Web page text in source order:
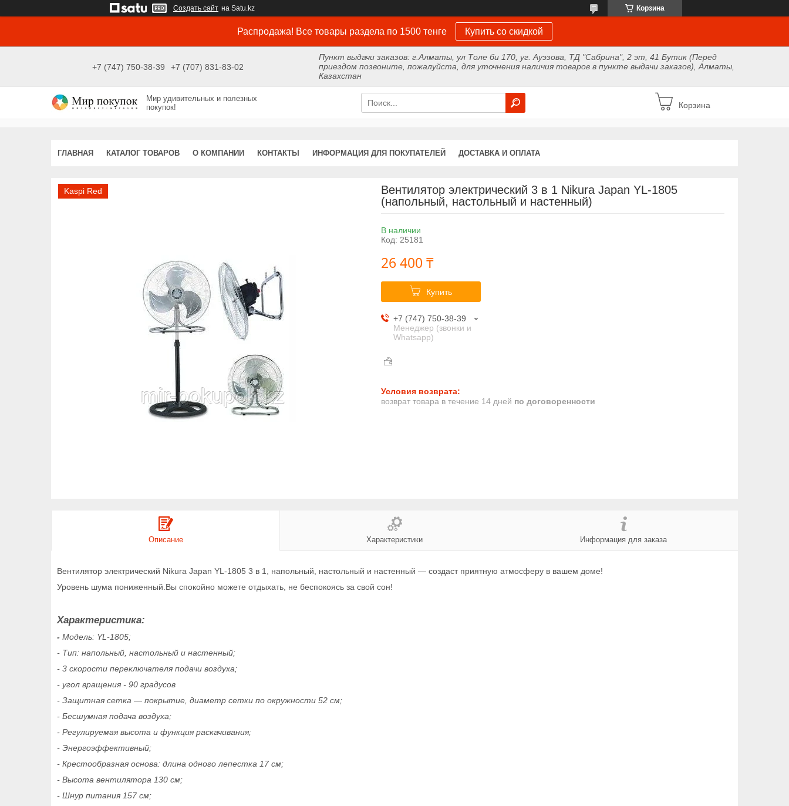
Создать сайт на Satu.kz Корзина
Распродажа! Все товары раздела по 1500 тенге Купить со скидкой
+7 (747) 750-38-39 +7 (707) 831-83-02
Пункт выдачи заказов: г.Алматы, ул Толе би 170, уг. Ауэзова, ТД "Сабрина", 2 эт, 41 Бутик (Перед
приездом позвоните, пожалуйста, для уточнения наличия товаров в пункте выдачи заказов), Алматы,
Казахстан
Мир удивительных и полезных
покупок!
Корзина
ГЛАВНАЯ КАТАЛОГ ТОВАРОВ О КОМПАНИИ КОНТАКТЫ ИНФОРМАЦИЯ ДЛЯ ПОКУПАТЕЛЕЙ ДОСТАВКА И ОПЛАТА
Kaspi Red
Вентилятор электрический 3 в 1 Nikura Japan YL-1805
(напольный, настольный и настенный)
В наличии
Код: 25181
26 400 ₸
Купить
+7 (747) 750-38-39
Менеджер (звонки и
Whatsapp)
возврат товара в течение 14 дней по договоренности
Описание Характеристики Информация для заказа
Вентилятор электрический Nikura Japan YL-1805 3 в 1, напольный, настольный и настенный ― создаст приятную атмосферу в вашем доме!
Уровень шума пониженный.Вы спокойно можете отдыхать, не беспокоясь за свой сон!
Характеристика:
- Модель: YL-1805;
- Тип: напольный, настольный и настенный;
- 3 скорости переключателя подачи воздуха;
- угол вращения - 90 градусов
- Защитная сетка ― покрытие, диаметр сетки по окружности 52 см;
- Бесшумная подача воздуха;
- Регулируемая высота и функция раскачивания;
- Энергоэффективный;
- Крестообразная основа: длина одного лепестка 17 см;
- Высота вентилятора 130 см;
- Шнур питания 157 см;